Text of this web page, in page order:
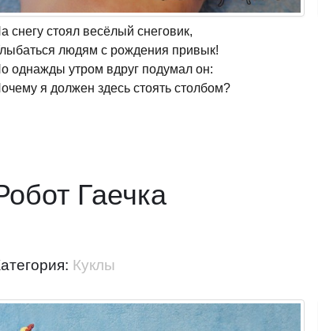
снегу стоял весёлый снеговик,
людям с рождения привык!
однажды утром вдруг подумал он:
я должен здесь стоять столбом?
Гаечка
Куклы